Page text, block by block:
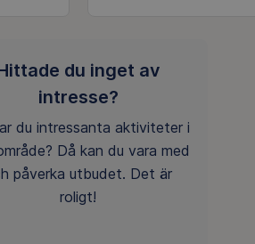
du inget av
intresse?
du intressanta aktiviteter i
Då kan du vara med
påverka utbudet. Det är
roligt!